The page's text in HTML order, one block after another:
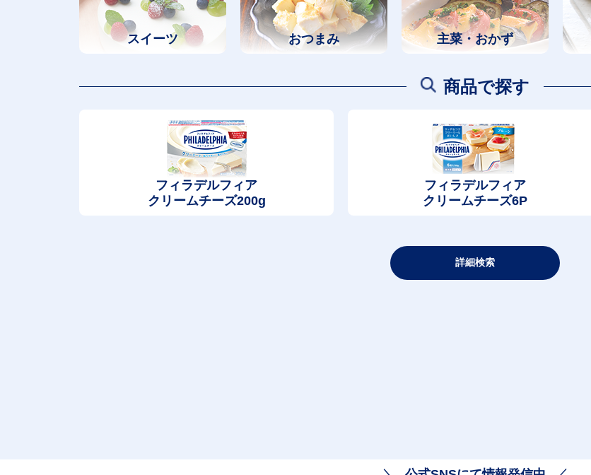
スイーツ おつまみ 主菜・おかず
商品で探す
フィラデルフィア
クリームチーズ200g
フィラデルフィア
クリームチーズ6P
詳細検索